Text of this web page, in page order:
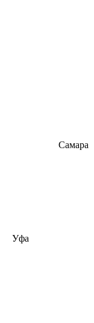
Самара
Уфа